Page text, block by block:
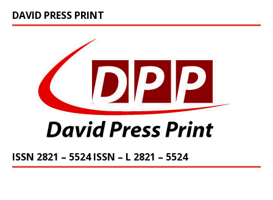
DAVID PRESS PRINT
ISSN 2821 – 5524 ISSN – L 2821 – 5524